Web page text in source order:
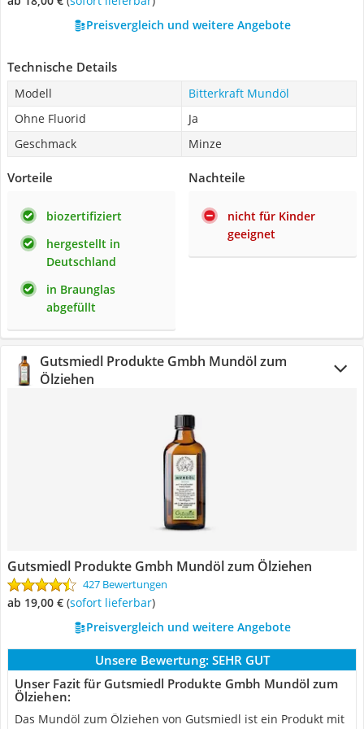
Preisvergleich und weitere Angebote
Technische Details
Modell
Bitterkraft Mundöl
Ohne Fluorid
Ja
Geschmack
Minze
Vorteile
biozertifiziert
hergestellt in
Deutschland
in Braunglas
abgefüllt
Nachteile
nicht für Kinder
geeignet
Gutsmiedl Produkte Gmbh Mundöl zum
Ölziehen
Gutsmiedl Produkte Gmbh Mundöl zum Ölziehen
427 Bewertungen
ab 19,00 € ( Sofort lieferbar)
Preisvergleich und weitere Angebote
Unsere Bewertung: SEHR GUT
Unser Fazit für Gutsmiedl Produkte Gmbh Mundöl zum
Ölziehen:
Das Mundöl zum Ölziehen von Gutsmiedl ist ein Produkt mit